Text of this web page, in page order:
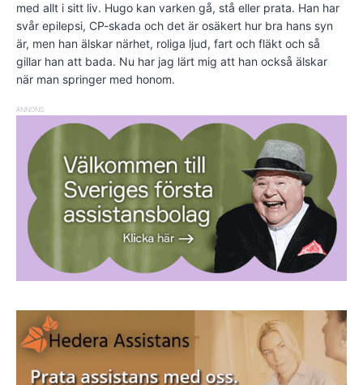
med allt i sitt liv. Hugo kan varken gå, stå eller prata. Han har
svår epilepsi, CP-skada och det är osäkert hur bra hans syn
är, men han älskar närhet, roliga ljud, fart och fläkt och så
gillar han att bada. Nu har jag lärt mig att han också älskar
när man springer med honom.
ANNONS